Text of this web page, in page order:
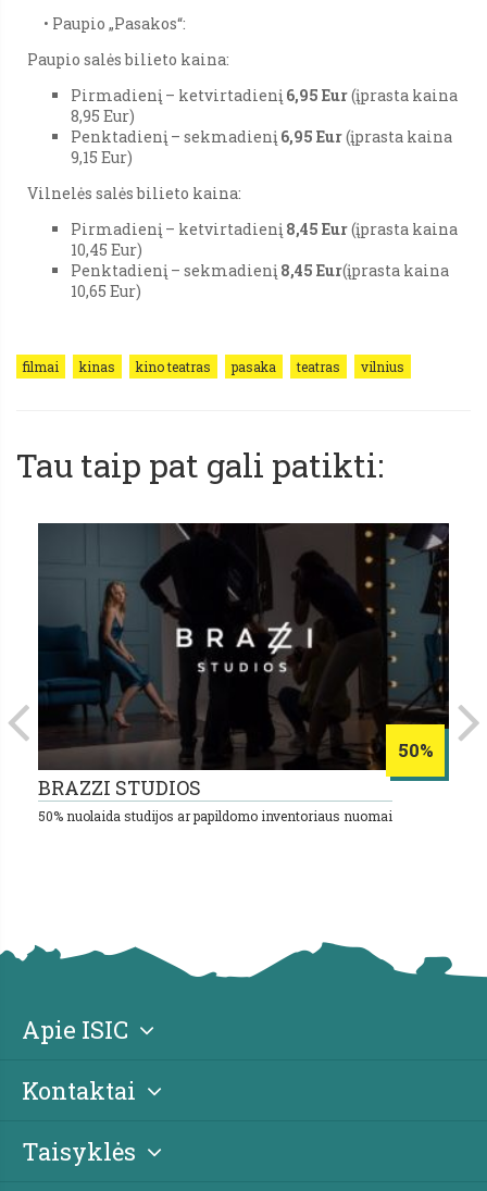
• Paupio „Pasakos“:
Paupio salės bilieto kaina:
Pirmadienį – ketvirtadienį 6,95 Eur(įprasta kaina
8,95 Eur)
Penktadienį – sekmadienį 6,95 Eur(įprasta kaina
9,15 Eur)
Vilnelės salės bilieto kaina:
Pirmadienį – ketvirtadienį 8,45 Eur(įprasta kaina
10,45 Eur)
Penktadienį – sekmadienį 8,45 Eur(įprasta kaina
10,65 Eur)
filmai kinas kino teatras pasaka teatras vilnius
Tau taip pat gali patikti:
50%
BRAZZI STUDIOS
50% nuolaida studijos ar papildomo inventoriaus nuomai
Apie ISIC
Kontaktai
Taisyklės